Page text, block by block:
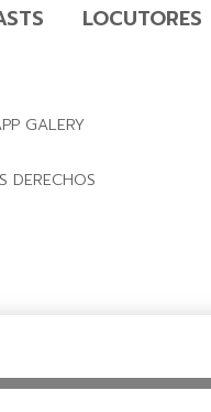
LOCUTORES
GALERY
DERECHOS